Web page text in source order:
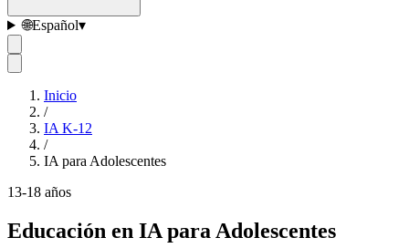
🌐Español▾
Inicio
/
IA K-12
/
IA para Adolescentes
13-18 años
Educación en IA para Adolescentes